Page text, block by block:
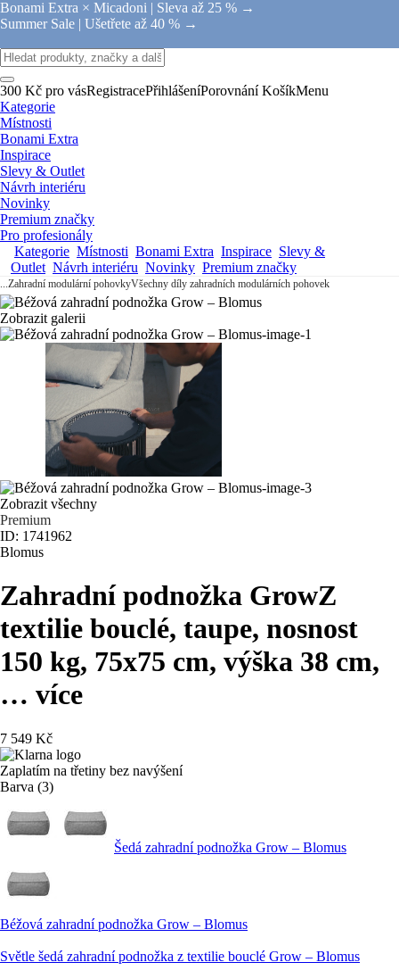
Bonami Extra × Micadoni | Sleva až 25 % →
Summer Sale | Ušetřete až 40 % →
300 Kč pro vásRegistracePřihlášeníPorovnání KošíkMenu
Kategorie
Místnosti
Bonami Extra
Inspirace
Slevy & Outlet
Návrh interiéru
Novinky
Premium značky
Pro profesionály
Kategorie Místnosti Bonami Extra Inspirace Slevy &
Outlet Návrh interiéru Novinky Premium značky
...Zahradní modulární pohovkyVšechny díly zahradních modulárních pohovek
Zobrazit galerii
Zobrazit všechny
Premium
ID: 1741962
Blomus
Zahradní podnožka GrowZ
textilie bouclé, taupe, nosnost
150 kg, 75x75 cm, výška 38 cm,
… více
7 549 Kč
Zaplatím na třetiny bez navýšení
Barva (3)
Šedá zahradní podnožka Grow – Blomus
Béžová zahradní podnožka Grow – Blomus
Světle šedá zahradní podnožka z textilie bouclé Grow – Blomus